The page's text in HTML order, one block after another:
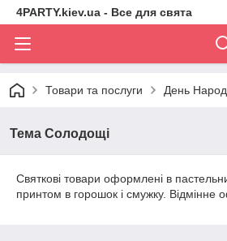
4PARTY.kiev.ua - Все для свята
Товари та послуги День
Тема Солодощі
Святкові товари оформлені в
принтом в горошок і смужку. Відмінне